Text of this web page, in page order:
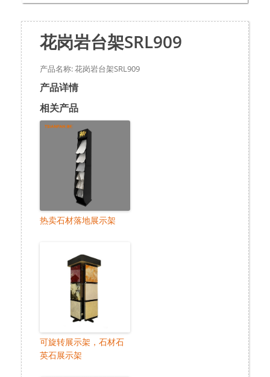
花岗岩台架SRL909
产品名称: 花岗岩台架SRL909
产品详情
相关产品
热卖石材落地展示架
可旋转展示架，石材石
英石展示架